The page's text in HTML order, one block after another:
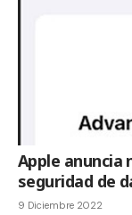
Apple anuncia
seguridad de
9 Diciembre 2022